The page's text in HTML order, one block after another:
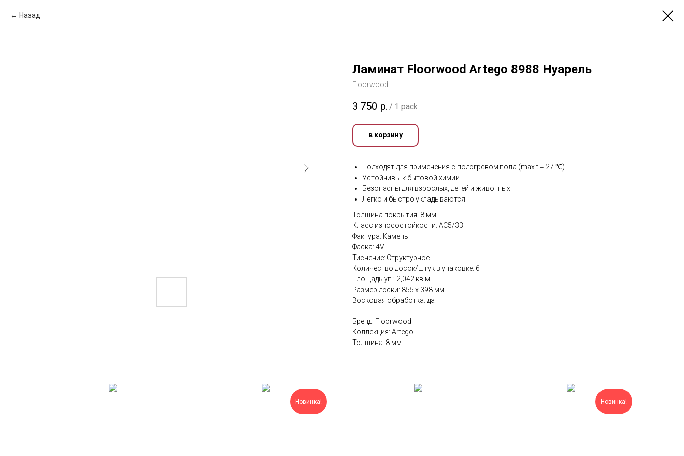
Назад
Ламинат Floorwood Artego 8988 Нуарель
Floorwood
3 750 р. / 1 pack
в корзину
Подходят для применения с подогревом пола (max t = 27 ℃)
Устойчивы к бытовой химии
Безопасны для взрослых, детей и животных
Легко и быстро укладываются
Толщина покрытия: 8 мм
Класс износостойкости: АС5/33
Фактура: Камень
Фаска: 4V
Тиснение: Структурное
Количество досок/штук в упаковке: 6
Площадь уп.: 2,042 кв.м
Размер доски: 855 х 398 мм
Восковая обработка: да
Бренд: Floorwood
Коллекция: Artego
Толщина: 8 мм
Новинка! Новинка!